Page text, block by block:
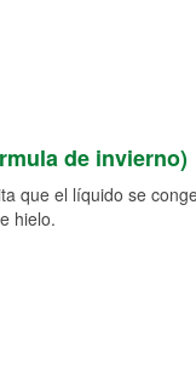
de invierno)
que el líquido se
hielo.